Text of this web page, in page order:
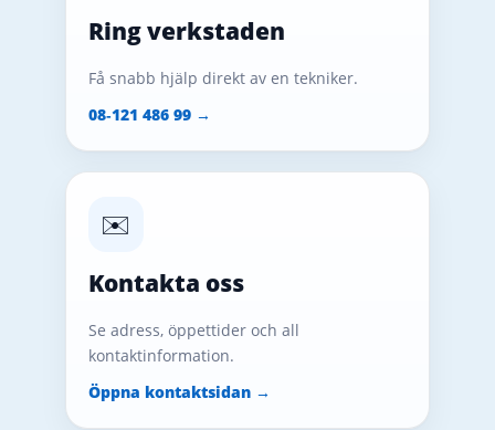
Ring verkstaden
Få snabb hjälp direkt av en tekniker.
08‑121 486 99 →
✉️
Kontakta oss
Se adress, öppettider och all
kontaktinformation.
Öppna kontaktsidan →